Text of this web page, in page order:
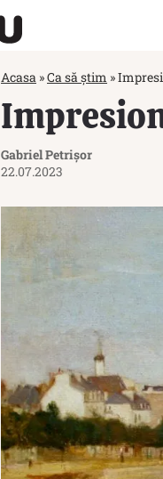
Acasa »Ca să știm »
Gabriel Petrișor
22.07.2023